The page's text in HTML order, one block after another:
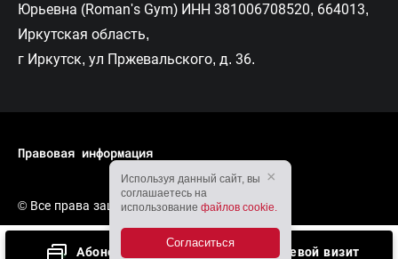
Юрьевна (Roman's Gym) ИНН 381006708520, 664013,
Иркутская область,
г Иркутск, ул Пржевальского, д. 36.
Правовая информация
© Все права защищены, 2026
Разработка сайта — Вангер.рф Гостевой визит
Абонементы
×
Используя данный сайт, вы
соглашаетесь на
использование файлов cookie.
Согласиться